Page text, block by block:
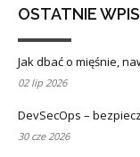
OSTATNIE
Jak dbać o mięśnie,
02 lip 2026
DevSecOps –
30 cze 2026